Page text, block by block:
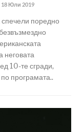
18 Юли 2019
поредно
неговата
10-те сгради,
програмата..